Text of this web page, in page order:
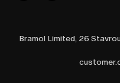
Bramol Limited, 26